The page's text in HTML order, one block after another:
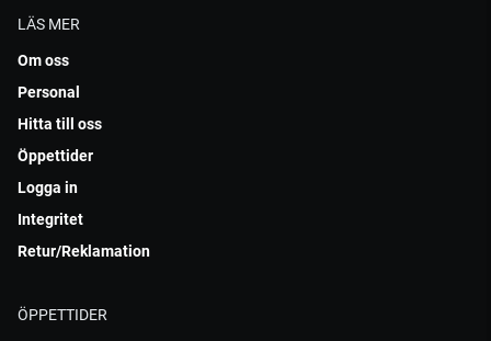
LÄS MER
Om oss
Personal
Hitta till oss
Öppettider
Logga in
Integritet
Retur/Reklamation
ÖPPETTIDER